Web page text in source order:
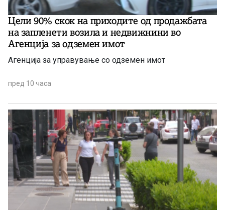
Цели 90% скок на приходите од продажбата
на запленети возила и недвижнини во
Агенција за одземен имот
Агенција за управување со одземен имот
пред 10 часа